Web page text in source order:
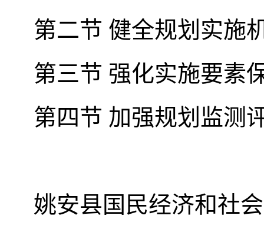
第二节 健全规划实施
第三节 强化实施要素
第四节 加强规划监测
姚安县国民经济和社